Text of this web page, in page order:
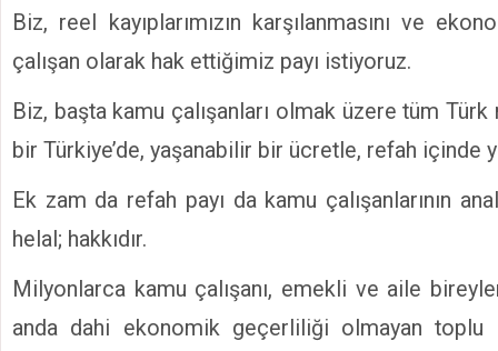
Biz, reel kayıplarımızın karşılanmasını ve
çalışan olarak hak ettiğimiz payı istiyoruz.
Biz, başta kamu çalışanları olmak üzere tüm
bir Türkiye’de, yaşanabilir bir ücretle, refah içinde
Ek zam da refah payı da kamu çalışanlarının
helal; hakkıdır.
Milyonlarca kamu çalışanı, emekli ve aile
anda dahi ekonomik geçerliliği olmayan toplu